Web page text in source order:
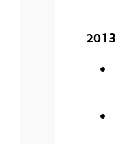
2013